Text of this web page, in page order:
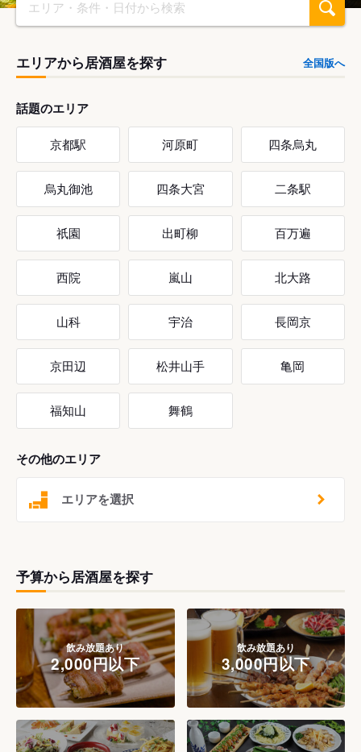
エリア・条件・日付から検索
エリアから居酒屋を探す 全国版へ
話題のエリア
京都駅 河原町 四条烏丸
烏丸御池 四条大宮 二条駅
祇園 出町柳 百万遍
西院 嵐山 北大路
山科 宇治 長岡京
京田辺 松井山手 亀岡
福知山 舞鶴
その他のエリア
エリアを選択
予算から居酒屋を探す
飲み放題あり
2,000円以下
飲み放題あり
3,000円以下